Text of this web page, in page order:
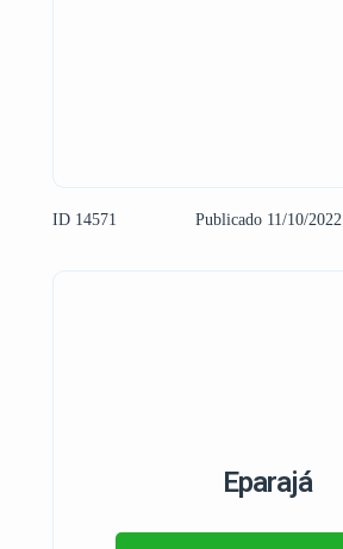
ID 14571 Publicado 11/10/2022
Eparajá